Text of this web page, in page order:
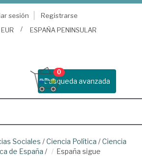
sesión
Registrarse
EUR ESPAÑA PENINSULAR
Busqueda avanzada
0
Sociales /Ciencia Política /Ciencia
de España /
España sigue